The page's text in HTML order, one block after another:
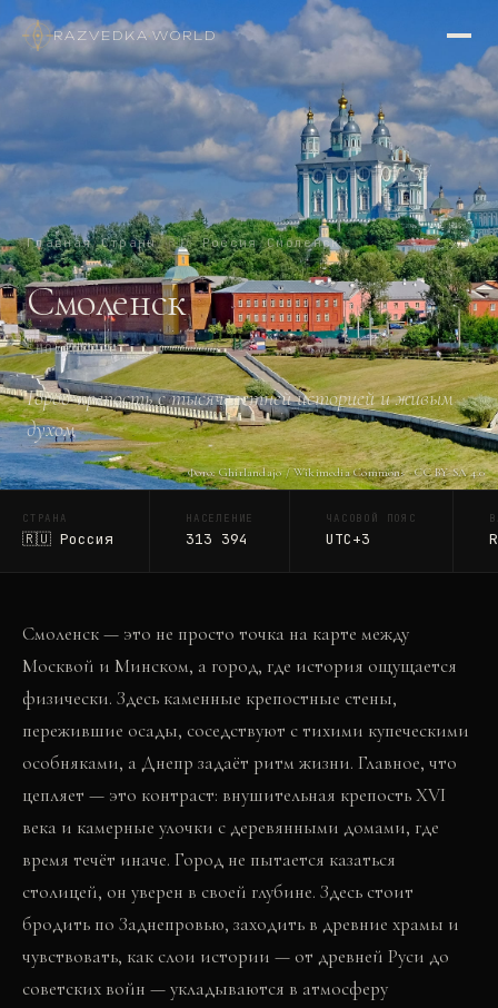
RAZVEDKA·WORLD
Главная/Страны/🇷🇺 Россия/Смоленск
Смоленск
SMOLENSK
Город-крепость с тысячелетней историей и живым
духом
Фото:Ghirlandajo / Wikimedia Commons · CC BY-SA 4.0
СТРАНА
🇷🇺 Россия
НАСЕЛЕНИЕ
313 394
ЧАСОВОЙ ПОЯС
UTC+3
Смоленск — это не просто точка на карте между
Москвой и Минском, а город, где история ощущается
физически. Здесь каменные крепостные стены,
пережившие осады, соседствуют с тихими купеческими
особняками, а Днепр задаёт ритм жизни. Главное, что
цепляет — это контраст: внушительная крепость XVI
века и камерные улочки с деревянными домами, где
время течёт иначе. Город не пытается казаться
столицей, он уверен в своей глубине. Здесь стоит
бродить по Заднепровью, заходить в древние храмы и
чувствовать, как слои истории — от древней Руси до
советских войн — укладываются в атмосферу